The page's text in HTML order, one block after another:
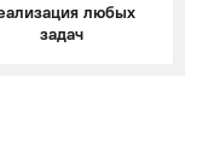
любых
задач